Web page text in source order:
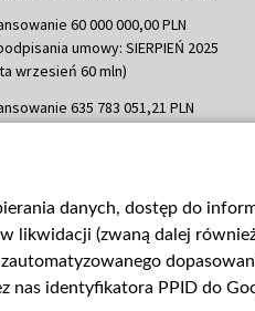
60 000 000,00 PLN
umowy: SIERPIEŃ 2025
wrzesień 60 mln)
635 783 051,21 PLN
48 862 000,00 PLN
umowy: GRUDZIEŃ 2025
grudzień 60,548 mln)
900 000 000,00 PLN
danych, dostęp do
likwidacji (zwaną dalej również
nas identyfikatora PPID do